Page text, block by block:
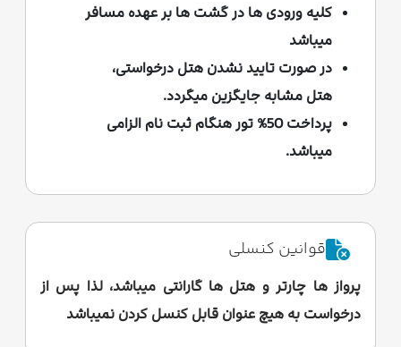
کلیه ورودی ها در گشت ها بر عهده مسافر
میباشد
در صورت تایید نشدن هتل درخواستی،
هتل مشابه جایگزین میگردد.
پرداخت 50% تور هنگام ثبت نام الزامی
میباشد.
قوانین کنسلی
پرواز ها چارتر و هتل ها گارانتی میباشد، لذا پس از
درخواست به هیچ عنوان قابل کنسل کردن نمیباشد